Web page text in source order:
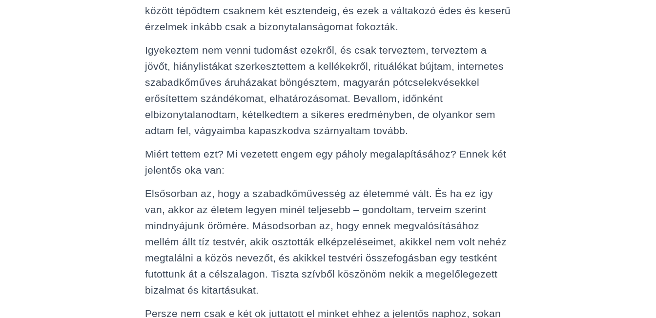
között tépődtem csaknem két esztendeig, és ezek a váltakozó édes és keserű
érzelmek inkább csak a bizonytalanságomat fokozták.
Igyekeztem nem venni tudomást ezekről, és csak terveztem, terveztem a
jövőt, hiánylistákat szerkesztettem a kellékekről, rituálékat bújtam, internetes
szabadkőműves áruházakat böngésztem, magyarán pótcselekvésekkel
erősítettem szándékomat, elhatározásomat. Bevallom, időnként
elbizonytalanodtam, kételkedtem a sikeres eredményben, de olyankor sem
adtam fel, vágyaimba kapaszkodva szárnyaltam tovább.
Miért tettem ezt? Mi vezetett engem egy páholy megalapításához? Ennek két
jelentős oka van:
Elsősorban az, hogy a szabadkőművesség az életemmé vált. És ha ez így
van, akkor az életem legyen minél teljesebb – gondoltam, terveim szerint
mindnyájunk örömére. Másodsorban az, hogy ennek megvalósításához
mellém állt tíz testvér, akik osztották elképzeléseimet, akikkel nem volt nehéz
megtalálni a közös nevezőt, és akikkel testvéri összefogásban egy testként
futottunk át a célszalagon. Tiszta szívből köszönöm nekik a megelőlegezett
bizalmat és kitartásukat.
Persze nem csak e két ok juttatott el minket ehhez a jelentős naphoz, sokan